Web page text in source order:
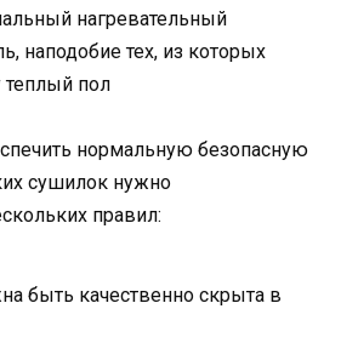
нагревательный
наподобие тех, из которых
теплый пол
нормальную безопасную
сушилок нужно
правил:
быть качественно скрыта в